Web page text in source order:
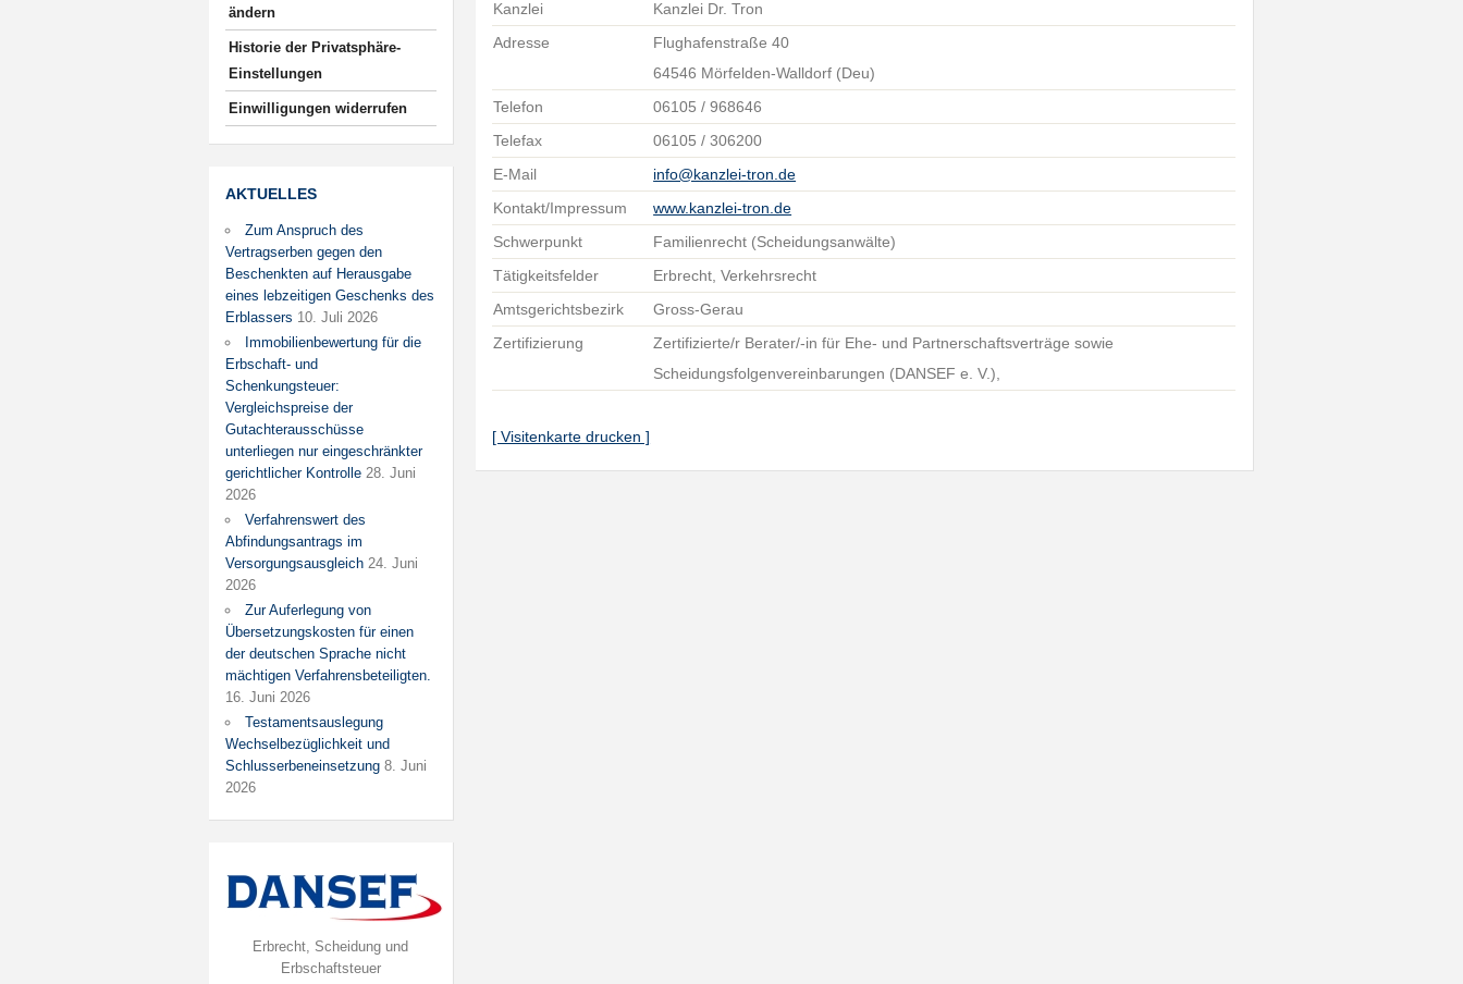
ändern
Historie der Privatsphäre-
Einstellungen
Einwilligungen widerrufen
AKTUELLES
Zum Anspruch des
Vertragserben gegen den
Beschenkten auf Herausgabe
eines lebzeitigen Geschenks des
Erblassers 10. Juli 2026
Immobilienbewertung für die
Erbschaft- und
Schenkungsteuer:
Vergleichspreise der
Gutachterausschüsse
unterliegen nur eingeschränkter
gerichtlicher Kontrolle 28. Juni
2026
Verfahrenswert des
Abfindungsantrags im
Versorgungsausgleich 24. Juni
2026
Zur Auferlegung von
Übersetzungskosten für einen
der deutschen Sprache nicht
mächtigen Verfahrensbeteiligten.
16. Juni 2026
Testamentsauslegung
Wechselbezüglichkeit und
Schlusserbeneinsetzung 8. Juni
2026
Erbrecht, Scheidung und
Erbschaftsteuer
Kanzlei
Kanzlei Dr. Tron
Adresse
Flughafenstraße 40
64546 Mörfelden-Walldorf (Deu)
Telefon
06105 / 968646
Telefax
06105 / 306200
E-Mail
info@kanzlei-tron.de
Kontakt/Impressum
www.kanzlei-tron.de
Schwerpunkt
Familienrecht (Scheidungsanwälte)
Tätigkeitsfelder
Erbrecht, Verkehrsrecht
Amtsgerichtsbezirk
Gross-Gerau
Zertifizierung
Zertifizierte/r Berater/-in für Ehe- und Partnerschaftsverträge sowie
Scheidungsfolgenvereinbarungen (DANSEF e. V.),
[ Visitenkarte drucken ]